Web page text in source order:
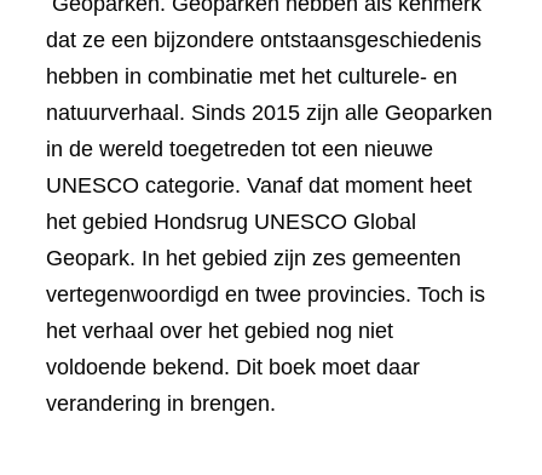
dat ze een bijzondere ontstaansgeschiedenis
hebben in combinatie met het culturele- en
natuurverhaal. Sinds 2015 zijn alle Geoparken
in de wereld toegetreden tot een nieuwe
UNESCO categorie. Vanaf dat moment heet
het gebied Hondsrug UNESCO Global
Geopark. In het gebied zijn zes gemeenten
vertegenwoordigd en twee provincies. Toch is
het verhaal over het gebied nog niet
voldoende bekend. Dit boek moet daar
verandering in brengen.